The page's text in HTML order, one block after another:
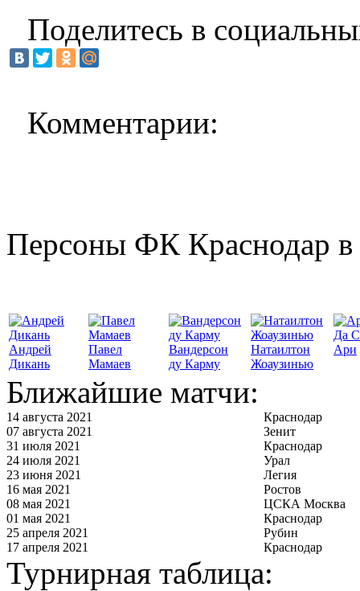
Поделитесь в
Комментарии:
Персоны ФК Краснодар в
Андрей
Дикань
Павел
Мамаев
Вандерсон
ду Карму
Натаилтон
Жоаузинью
Да
Ари
Ближайшие матчи:
14 августа 2021
Краснодар
07 августа 2021
Зенит
31 июля 2021
Краснодар
24 июля 2021
Урал
23 июня 2021
Легия
16 мая 2021
Ростов
08 мая 2021
ЦСКА Москва
01 мая 2021
Краснодар
25 апреля 2021
Рубин
17 апреля 2021
Краснодар
Турнирная таблица: